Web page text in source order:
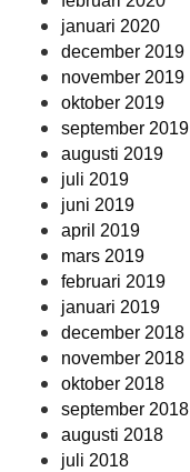
januari 2020
december 2019
november 2019
oktober 2019
september 2019
augusti 2019
juli 2019
juni 2019
april 2019
mars 2019
februari 2019
januari 2019
december 2018
november 2018
oktober 2018
september 2018
augusti 2018
juli 2018